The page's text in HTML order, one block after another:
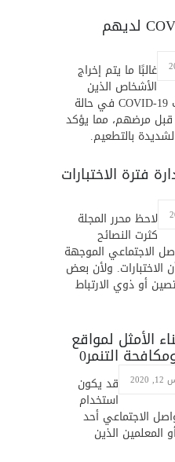
نصف الناجين من COVID لديهم
غالبًا ما يتم إخراج
الأشخاص الذين
يدخلون المستشفى بسبب COVID-19 في حالة
قبل مرضهم، مما يؤكد
بالتطعيم.
فترة الاختبارات
‏لاحظ محرر المجلة
كثرت النصائح
الاجتماعي الموجهة
الاختبارات. ولأن بعض
أو ذوي الارتباط
الأمثل لمواقع
التنمر0
قد يكون
استخدام
الاجتماعي أحد
المعلمين الذين